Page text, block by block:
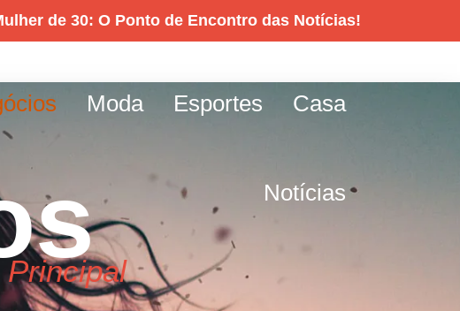
de 30: O Ponto de Encontro das Notícias!
Moda Esportes Casa
Notícias